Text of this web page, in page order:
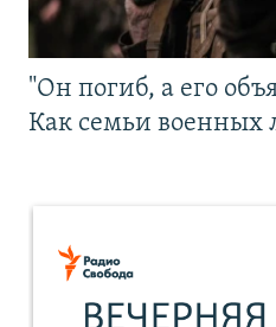
"Он погиб, а его
Как семьи